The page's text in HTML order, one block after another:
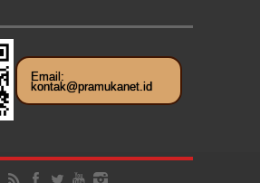
Email:
kontak@pramukanet.id